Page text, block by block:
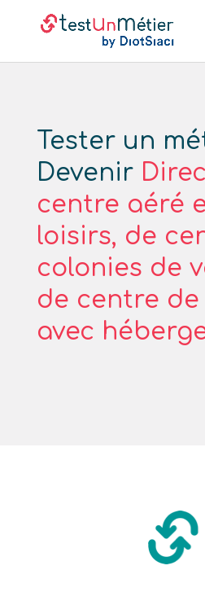
Tester un
Devenir
centre aéré
loisirs, de
colonies de
de centre
avec